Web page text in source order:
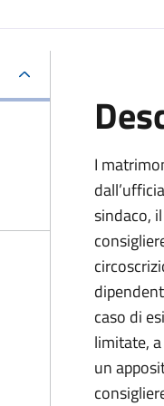
I
sindaco,
caso di
limitate,
un